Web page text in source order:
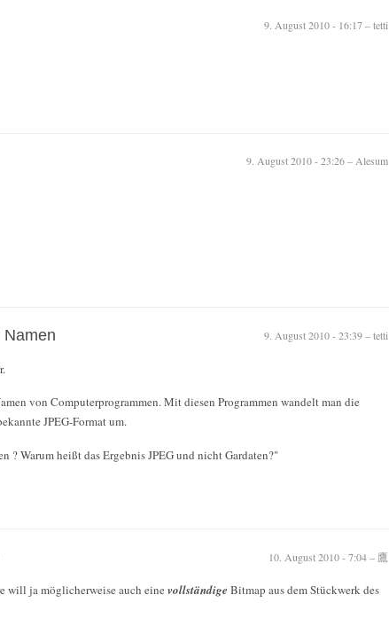
9. August 2010 - 16:17 – tetti
9. August 2010 - 23:26 – Alesum
9. August 2010 - 23:39 – tetti
von Computerprogrammen. Mit diesen Programmen wandelt man die
JPEG-Format um.
? Warum heißt das Ergebnis JPEG und nicht Gardaten?"
10. August 2010 - 7:04 – 鷹
will ja möglicherweise auch eine vollständige Bitmap aus dem Stückwerk des